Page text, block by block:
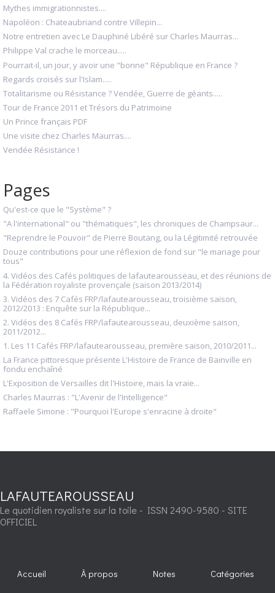
Mythes immigrationnistes....
Napoléon : Chateaubriand contre Villepin...
Notre entretien avec Le Dauphiné Libéré sur Charles Maurras...
Philippe Val crache le morceau.....
Pourrait-il, un jour, y avoir une "bonne" République en France ?
Regards croisés sur l'Islam.....
Totalitarisme ou Résistance ? Vendée, Guerre de géants.....
Tour de France 2011 et Trésors du Patrimoine
Un Prince français PDF
Une visite chez Charles Maurras....
Vendée Résistance !
Pages
Qu'est-ce que le "Système" ?
"A l'international" ou "thématiques", les chroniques de Champsaur...
"Reprendre le Pouvoir" de Pierre Boutang, ou la Légitimité retrouvée
Douze contributions pour une réflexion de fond sur "le mariage pour
tous"
4. Vidéos des Cafés politiques de lafautearousseau, et des réunions de
la Fédération royaliste provençale (saison 2013/2014)
3. Vidéos des 7 Cafés FRP/lafautearousseau, troisième saison,
2012/2013 : Enquête sur la République...
2. Vidéos des 8 Cafés FRP/lafautearousseau, deuxième saison,
2011/2012...
1. Les 11 Cafés FRP/lafautearousseau, première saison, 2010/2011...
La France pittoresque présente L'Histoire de France de Bainville en
fondu enchaîné
L'Exposition de Versailles dit l'Histoire, mais la vraie...
Charles Maurras : "L'Avenir de l'Intelligence"
Raffaele Simone : "Pourquoi l'Europe s'enracine à droite"
LAFAUTEAROUSSEAU
Le quotidien royaliste sur la toile - ISSN 2490-9580 - SITE
OFFICIEL
Accueil À propos Notes Catégories